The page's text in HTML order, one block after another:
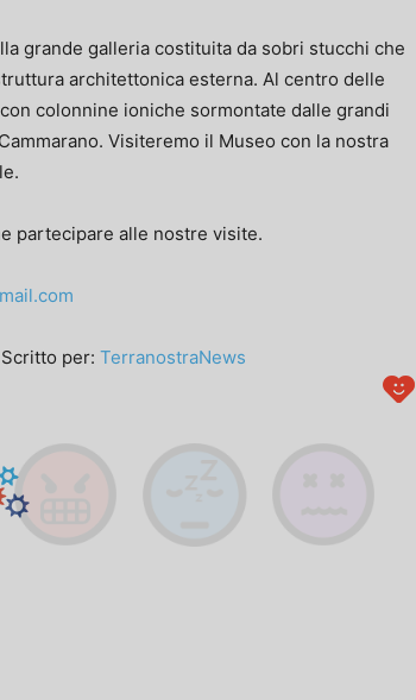
grande galleria costituita da sobri stucchi che
architettonica esterna. Al centro delle
colonnine ioniche sormontate dalle grandi
Visiteremo il Museo con la nostra
partecipare alle nostre visite.
per: TerranostraNews